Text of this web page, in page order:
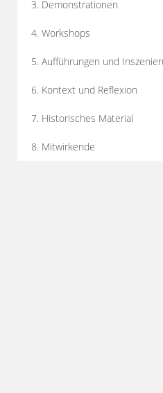
3. Demonstrationen
4. Workshops
5. Aufführungen und
6. Kontext und Reflexion
7. Historisches Material
8. Mitwirkende